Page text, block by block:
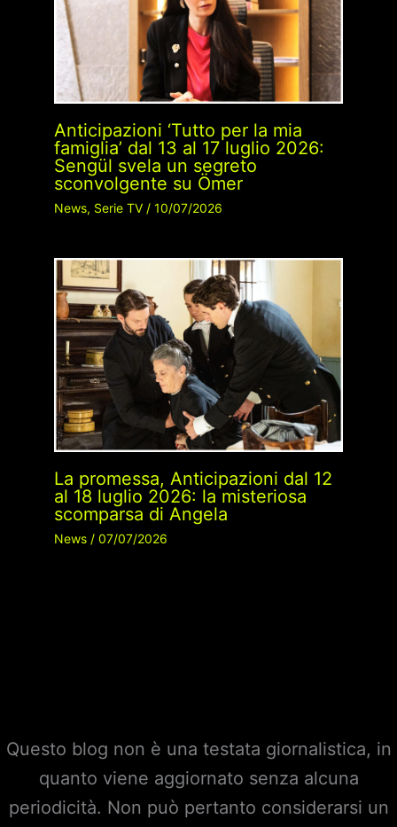
Anticipazioni ‘Tutto per la mia
famiglia’ dal 13 al 17 luglio 2026:
Sengül svela un segreto
sconvolgente su Ömer
News, Serie TV/ 10/07/2026
La promessa, Anticipazioni dal 12
al 18 luglio 2026: la misteriosa
scomparsa di Angela
News/ 07/07/2026
Questo blog non è una testata giornalistica, in
quanto viene aggiornato senza alcuna
periodicità. Non può pertanto considerarsi un